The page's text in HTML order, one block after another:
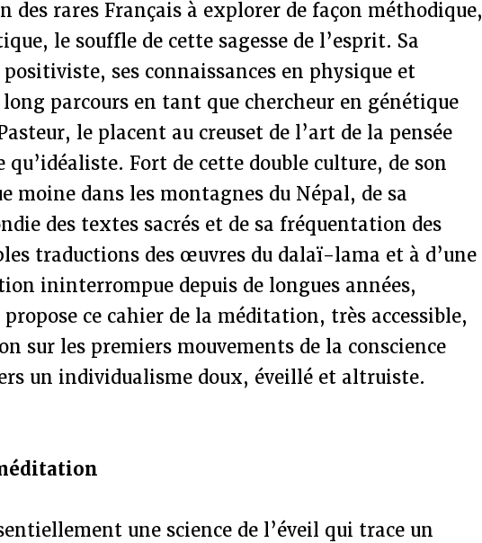
des rares Français à explorer de façon méthodique,
le souffle de cette sagesse de l’esprit. Sa
ses connaissances en physique et
parcours en tant que chercheur en génétique
le placent au creuset de l’art de la pensée
Fort de cette double culture, de son
moine dans les montagnes du Népal, de sa
des textes sacrés et de sa fréquentation des
traductions des œuvres du dalaï-lama et à d’une
ininterrompue depuis de longues années,
ce cahier de la méditation, très accessible,
sur les premiers mouvements de la conscience
un individualisme doux, éveillé et altruiste.
une science de l’éveil qui trace un